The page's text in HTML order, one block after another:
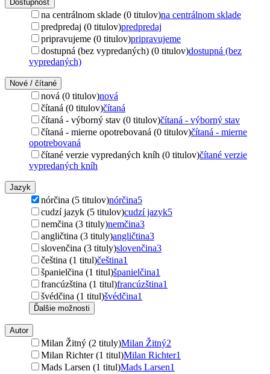
Dostupnosť
na centrálnom sklade (0 titulov)na centrálnom sklade
predpredaj (0 titulov)predpredaj
pripravujeme (0 titulov)pripravujeme
dostupná (bez vypredaných) (0 titulov)dostupná (bez
vypredaných)
Nové / čítané
nová (0 titulov)nová
čítaná (0 titulov)čítaná
čítaná - výborný stav (0 titulov)čítaná - výborný stav
čítaná - mierne opotrebovaná (0 titulov)čítaná - mierne
opotrebovaná
čítané verzie vypredaných kníh (0 titulov)čítané verzie
vypredaných kníh
Jazyk
nórčina (5 titulov)nórčina5
cudzí jazyk (5 titulov)cudzí jazyk5
nemčina (3 tituly)nemčina3
angličtina (3 tituly)angličtina3
slovenčina (3 tituly)slovenčina3
čeština (1 titul)čeština1
španielčina (1 titul)španielčina1
francúzština (1 titul)francúzština1
švédčina (1 titul)švédčina1
Ďalšie možnosti
Autor
Milan Žitný (2 tituly)Milan Žitný2
Milan Richter (1 titul)Milan Richter1
Mads Larsen (1 titul)Mads Larsen1